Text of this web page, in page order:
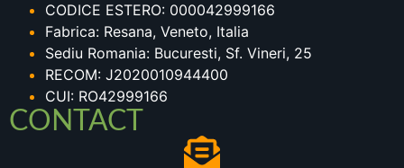
CODICE ESTERO: 000042999166
Fabrica: Resana, Veneto, Italia
Sediu Romania: Bucuresti, Sf. Vineri, 25
RECOM: J2020010944400
CUI: RO42999166
CONTACT